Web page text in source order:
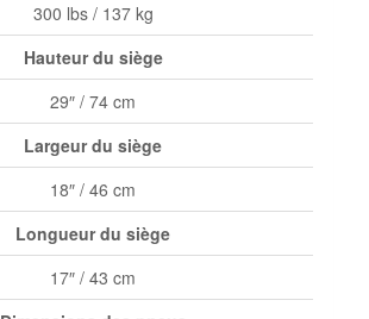
300 lbs / 137 kg
Hauteur du siège
29″ / 74 cm
Largeur du siège
18″ / 46 cm
Longueur du siège
17″ / 43 cm